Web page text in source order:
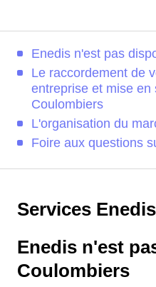
Enedis n'est pas
Le raccordement de
entreprise et mise en
Coulombiers
L'organisation du
Foire aux questions
Services
Enedis n'est
Coulombiers